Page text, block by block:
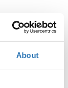
About